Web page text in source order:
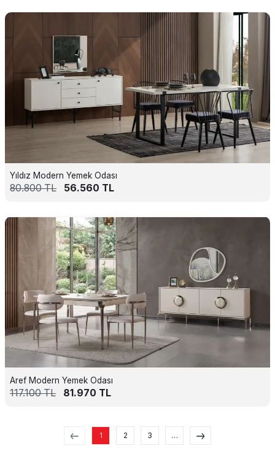
Yıldız Modern Yemek Odası
80.800TL 56.560 TL
Aref Modern Yemek Odası
117.100TL 81.970 TL
1 2 3 …